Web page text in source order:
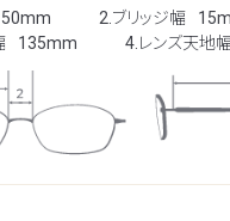
50mm 2.ブリッジ幅
135mm 4.レンズ天地